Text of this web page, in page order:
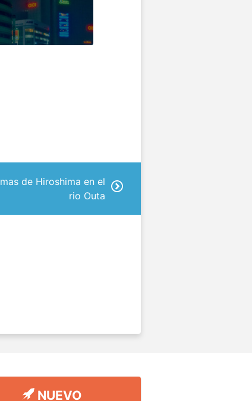
de Hiroshima en el
rio Outa
NUEVO